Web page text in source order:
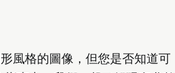
風格的圖像，但您是否知道可